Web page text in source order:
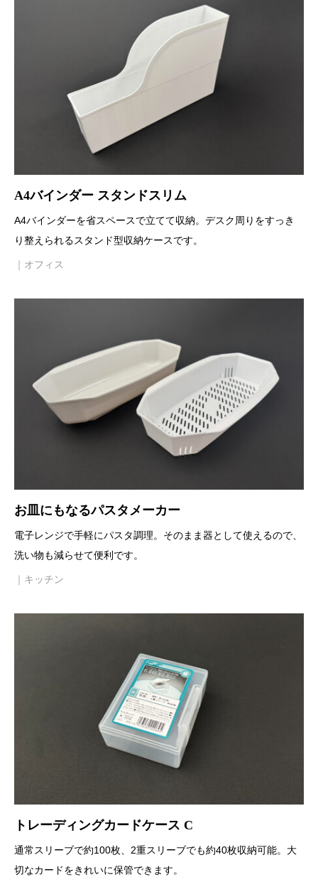
A4バインダー スタンドスリム
A4バインダーを省スペースで立てて収納。デスク周りをすっき
り整えられるスタンド型収納ケースです。
｜オフィス
お皿にもなるパスタメーカー
電子レンジで手軽にパスタ調理。そのまま器として使えるので、
洗い物も減らせて便利です。
｜キッチン
トレーディングカードケース C
通常スリーブで約100枚、2重スリーブでも約40枚収納可能。大
切なカードをきれいに保管できます。